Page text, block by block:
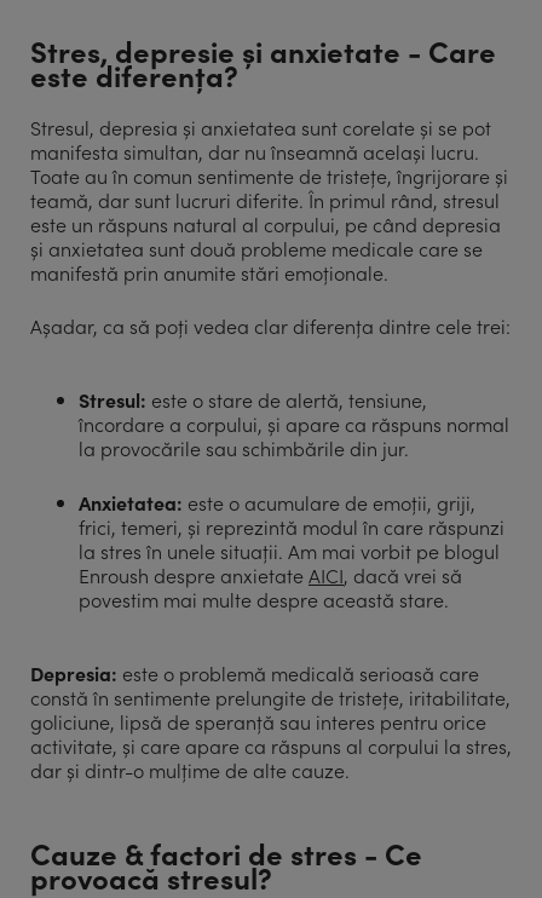
Stres, depresie și anxietate - Care
este diferența?
Stresul, depresia și anxietatea sunt corelate și se pot
manifesta simultan, dar nu înseamnă același lucru.
Toate au în comun sentimente de tristețe, îngrijorare și
teamă, dar sunt lucruri diferite. În primul rând, stresul
este un răspuns natural al corpului, pe când depresia
și anxietatea sunt două probleme medicale care se
manifestă prin anumite stări emoționale.
Așadar, ca să poți vedea clar diferența dintre cele trei:
Stresul: este o stare de alertă, tensiune,
încordare a corpului, și apare ca răspuns normal
la provocările sau schimbările din jur.
Anxietatea: este o acumulare de emoții, griji,
frici, temeri, și reprezintă modul în care răspunzi
la stres în unele situații. Am mai vorbit pe blogul
Enroush despre anxietateAICI, dacă vrei să
povestim mai multe despre această stare.
Depresia: este o problemă medicală serioasă care
constă în sentimente prelungite de tristețe, iritabilitate,
goliciune, lipsă de speranță sau interes pentru orice
activitate, și care apare ca răspuns al corpului la stres,
dar și dintr-o mulțime de alte cauze.
Cauze & factori de stres - Ce
provoacă stresul?